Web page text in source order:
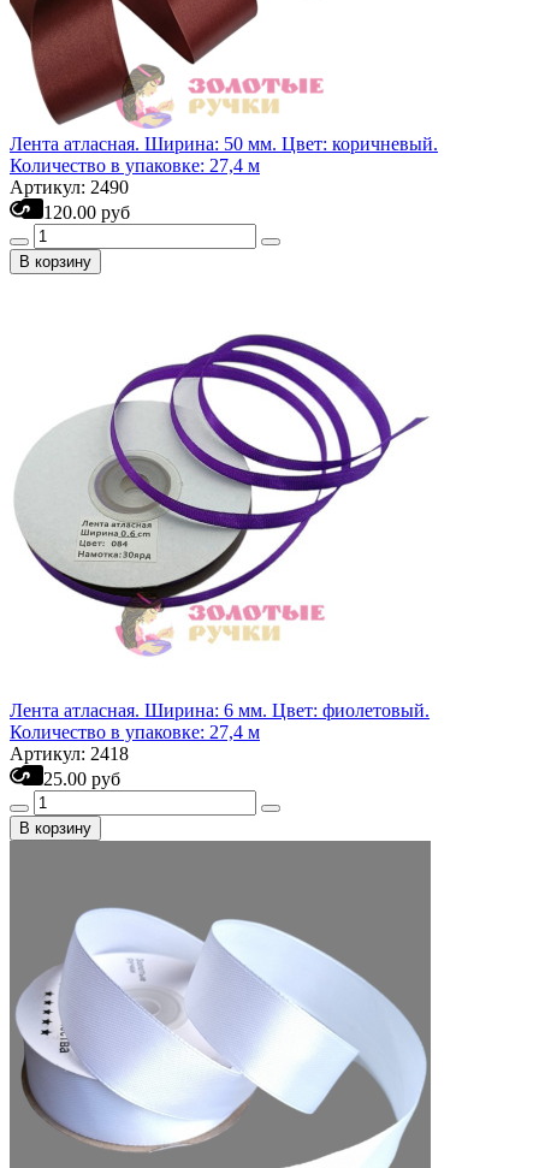
Лента атласная. Ширина: 50 мм. Цвет: коричневый.
Количество в упаковке: 27,4 м
Артикул: 2490
120.00 руб
В корзину
Лента атласная. Ширина: 6 мм. Цвет: фиолетовый.
Количество в упаковке: 27,4 м
Артикул: 2418
25.00 руб
В корзину